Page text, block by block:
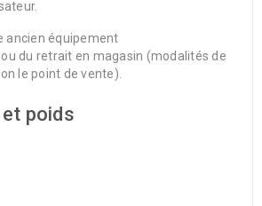
ancien équipement
ou du retrait en magasin (modalités de
le point de vente).
poids